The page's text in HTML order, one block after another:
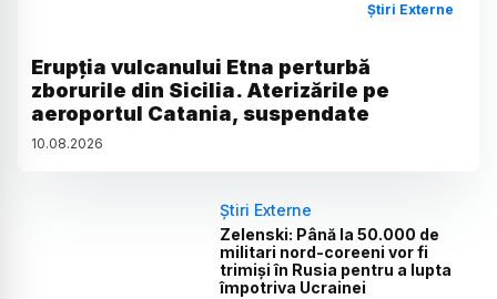
Știri Externe
Erupția vulcanului Etna perturbă
zborurile din Sicilia. Aterizările pe
aeroportul Catania, suspendate
10.08.2026
Știri Externe
Zelenski: Până la 50.000 de
militari nord-coreeni vor fi
trimiși în Rusia pentru a lupta
împotriva Ucrainei